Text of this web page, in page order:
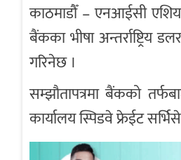
काठमाडौँ – एनआईसी
बैंकका भीषा अन्तर्राष्ट्रिय
गरिनेछ ।
सम्झौतापत्रमा बैंकको
कार्यालय स्पिडवे फ्रेईट